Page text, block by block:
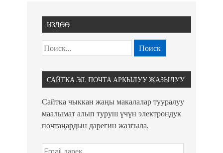
ИЗДӨӨ
САЙТКА ЭЛ. ПОЧТА АРКЫЛУУ ЖАЗЫЛУУ
Сайтка чыккан жаңы макалалар тууралуу
маалымат алып туруш үчүн электрондук
почтаңардын дарегин жазгыла.